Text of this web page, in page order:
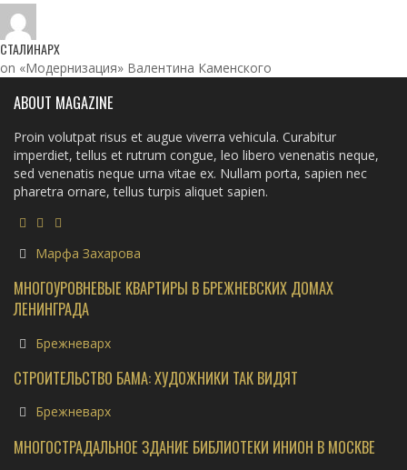
СТАЛИНАРХ
on «Модернизация» Валентина Каменского
ABOUT MAGAZINE
Proin volutpat risus et augue viverra vehicula. Curabitur
imperdiet, tellus et rutrum congue, leo libero venenatis neque,
sed venenatis neque urna vitae ex. Nullam porta, sapien nec
pharetra ornare, tellus turpis aliquet sapien.
Марфа Захарова
МНОГОУРОВНЕВЫЕ КВАРТИРЫ В БРЕЖНЕВСКИХ ДОМАХ
ЛЕНИНГРАДА
Брежневарх
СТРОИТЕЛЬСТВО БАМА: ХУДОЖНИКИ ТАК ВИДЯТ
Брежневарх
МНОГОСТРАДАЛЬНОЕ ЗДАНИЕ БИБЛИОТЕКИ ИНИОН В МОСКВЕ